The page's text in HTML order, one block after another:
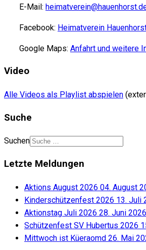
E-Mail:
Facebook: Heimatverein
Google Maps: Anfahrt und weitere
Video
Alle Videos als Playlist abspielen
Suche
Suchen
Letzte Meldungen
Aktions August 2026 04. August
Kinderschützenfest 2026 13. Juli
Aktionstag Juli 2026 28. Juni 2026
Schützenfest SV Hubertus 2026
Mittwoch ist Küeraomd 26. Mai